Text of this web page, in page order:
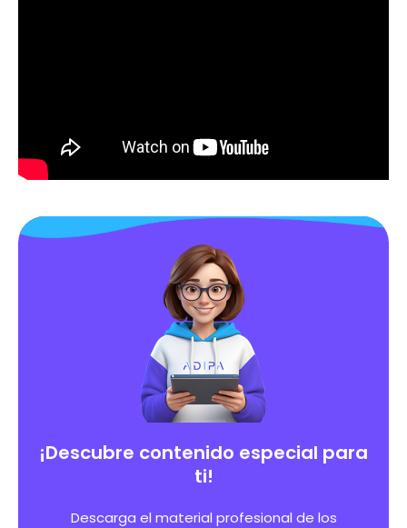
¡Descubre contenido especial para
ti!
Descarga el material profesional de los